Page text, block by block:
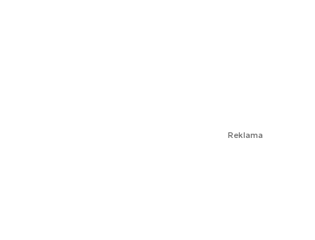
Reklama